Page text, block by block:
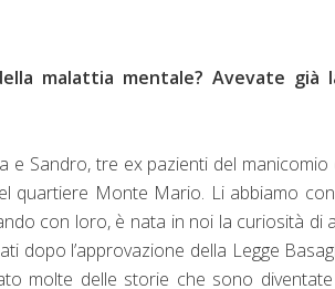
malattia mentale? Avevate già
e Sandro, tre ex pazienti del
quartiere Monte Mario. Li abbiamo
con loro, è nata in noi la curiosità di
dopo l’approvazione della Legge
molte delle storie che sono